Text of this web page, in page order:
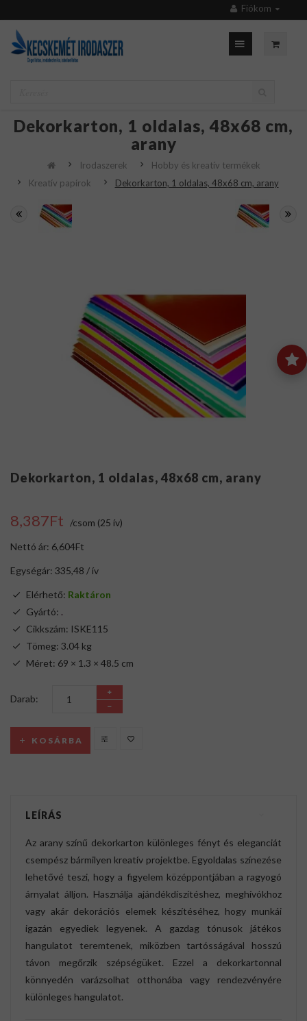
Fiókom
Dekorkarton, 1 oldalas, 48x68 cm,
arany
Irodaszerek
Hobby és kreatív termékek
Kreatív papírok
Dekorkarton, 1 oldalas, 48x68 cm, arany
Dekorkarton, 1 oldalas, 48x68 cm, arany
8,387Ft /csom (25 ív)
Nettó ár: 6,604Ft
Egységár: 335,48 / ív
Elérhető: Raktáron
Gyártó: .
Cikkszám: ISKE115
Tömeg: 3.04 kg
Méret: 69 × 1.3 × 48.5 cm
Darab:
KOSÁRBA
LEÍRÁS
Az arany színű dekorkarton különleges fényt és eleganciát
csempész bármilyen kreatív projektbe. Egyoldalas színezése
lehetővé teszi, hogy a figyelem középpontjában a ragyogó
árnyalat álljon. Használja ajándékdíszítéshez, meghívókhoz
vagy akár dekorációs elemek készítéséhez, hogy munkái
igazán egyediek legyenek. A gazdag tónusok játékos
hangulatot teremtenek, miközben tartósságával hosszú
távon megőrzik szépségüket. Ezzel a dekorkartonnal
könnyedén varázsolhat otthonába vagy rendezvényére
különleges hangulatot.